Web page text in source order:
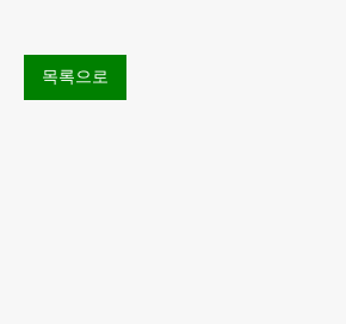
목록으로